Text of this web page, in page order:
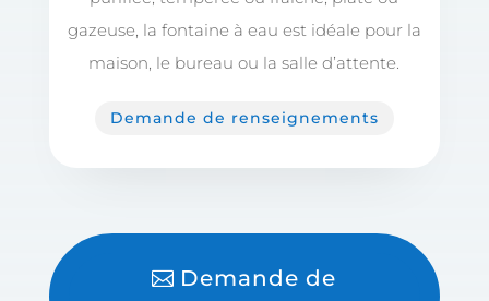
gazeuse, la fontaine à eau est idéale pour la
maison, le bureau ou la salle d’attente.
Demande de renseignements
Demande de